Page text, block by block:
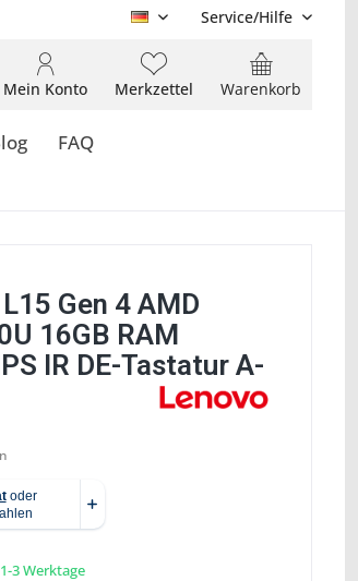
DE Service/Hilfe
Warenkorb
Merkzettel
Mein Konto
FAQ
Gen 4 AMD
16GB RAM
IR DE-Tastatur A-
3 Werktage